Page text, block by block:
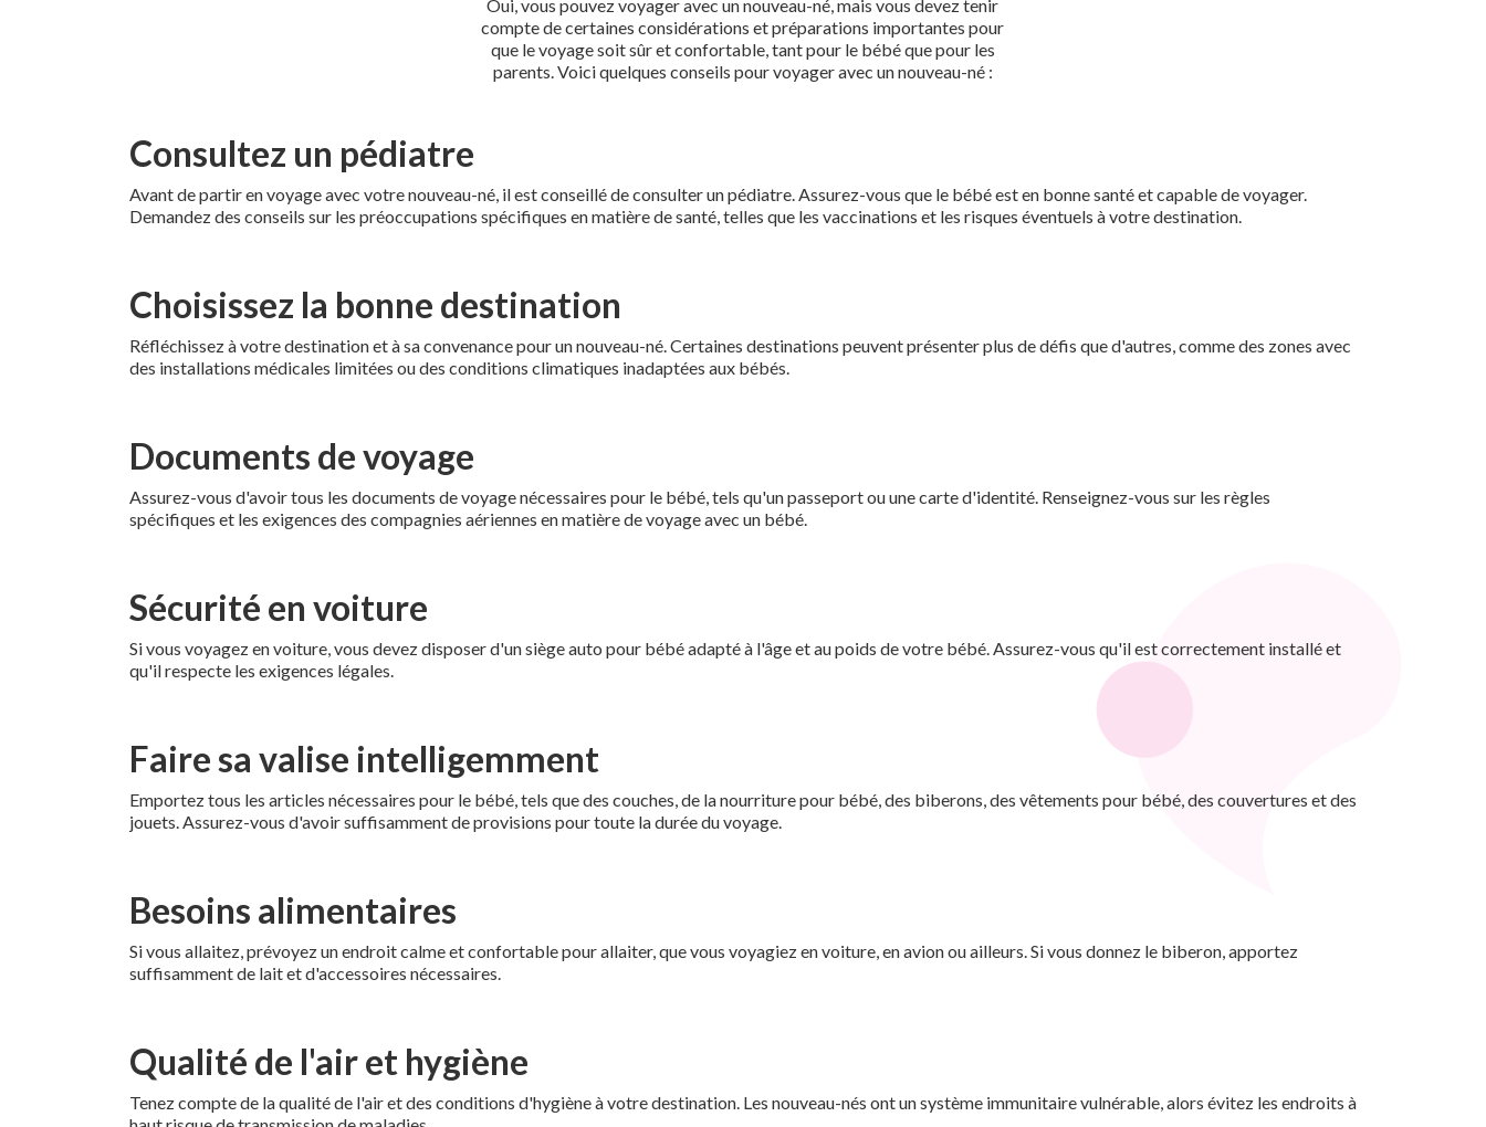
Oui, vous pouvez voyager avec un nouveau-né, mais vous devez tenir
compte de certaines considérations et préparations importantes pour
que le voyage soit sûr et confortable, tant pour le bébé que pour les
parents. Voici quelques conseils pour voyager avec un nouveau-né :
Consultez un pédiatre
Avant de partir en voyage avec votre nouveau-né, il est conseillé de consulter un pédiatre. Assurez-vous que le bébé est en bonne santé et capable de voyager.
Demandez des conseils sur les préoccupations spécifiques en matière de santé, telles que les vaccinations et les risques éventuels à votre destination.
Choisissez la bonne destination
Réfléchissez à votre destination et à sa convenance pour un nouveau-né. Certaines destinations peuvent présenter plus de défis que d'autres, comme des zones avec
des installations médicales limitées ou des conditions climatiques inadaptées aux bébés.
Documents de voyage
Assurez-vous d'avoir tous les documents de voyage nécessaires pour le bébé, tels qu'un passeport ou une carte d'identité. Renseignez-vous sur les règles
spécifiques et les exigences des compagnies aériennes en matière de voyage avec un bébé.
Sécurité en voiture
Si vous voyagez en voiture, vous devez disposer d'un siège auto pour bébé adapté à l'âge et au poids de votre bébé. Assurez-vous qu'il est correctement installé et
qu'il respecte les exigences légales.
Faire sa valise intelligemment
Emportez tous les articles nécessaires pour le bébé, tels que des couches, de la nourriture pour bébé, des biberons, des vêtements pour bébé, des couvertures et des
jouets. Assurez-vous d'avoir suffisamment de provisions pour toute la durée du voyage.
Besoins alimentaires
Si vous allaitez, prévoyez un endroit calme et confortable pour allaiter, que vous voyagiez en voiture, en avion ou ailleurs. Si vous donnez le biberon, apportez
suffisamment de lait et d'accessoires nécessaires.
Qualité de l'air et hygiène
Tenez compte de la qualité de l'air et des conditions d'hygiène à votre destination. Les nouveau-nés ont un système immunitaire vulnérable, alors évitez les endroits à